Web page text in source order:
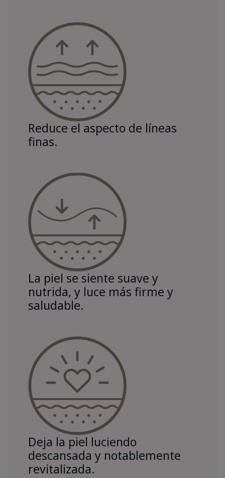
Reduce el aspecto de líneas
finas.
La piel se siente suave y
nutrida, y luce más firme y
saludable.
Deja la piel luciendo
descansada y notablemente
revitalizada.